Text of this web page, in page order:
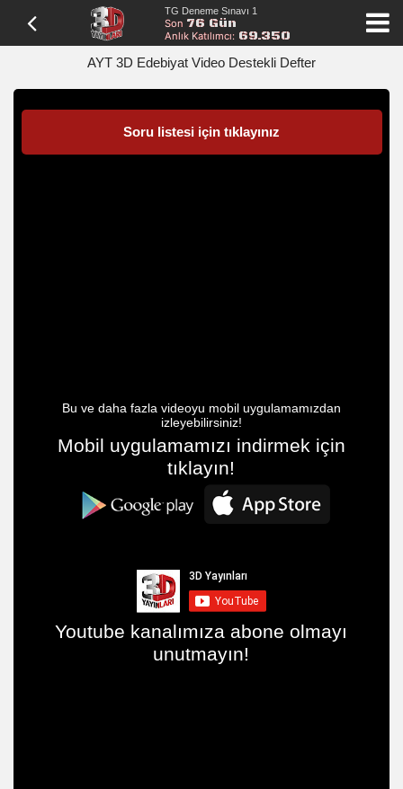
TG Deneme Sınavı 1
Son 76 Gün
Anlık Katılımcı: 69.350
AYT 3D Edebiyat Video Destekli Defter
Soru listesi için tıklayınız
Bu ve daha fazla videoyu mobil uygulamamızdan
izleyebilirsiniz!
Mobil uygulamamızı indirmek için
tıklayın!
Youtube kanalımıza abone olmayı
unutmayın!